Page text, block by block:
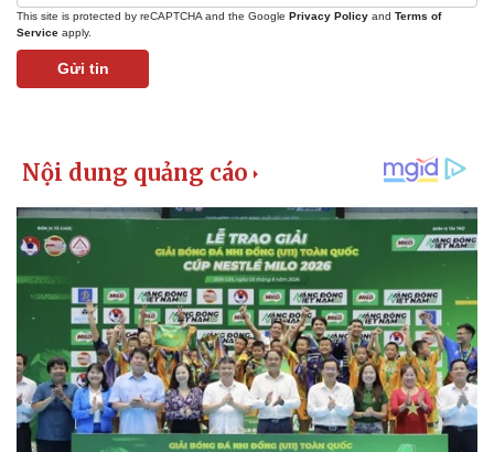
This site is protected by reCAPTCHA and the Google Privacy Policy and Terms of
Service apply.
Gửi tin